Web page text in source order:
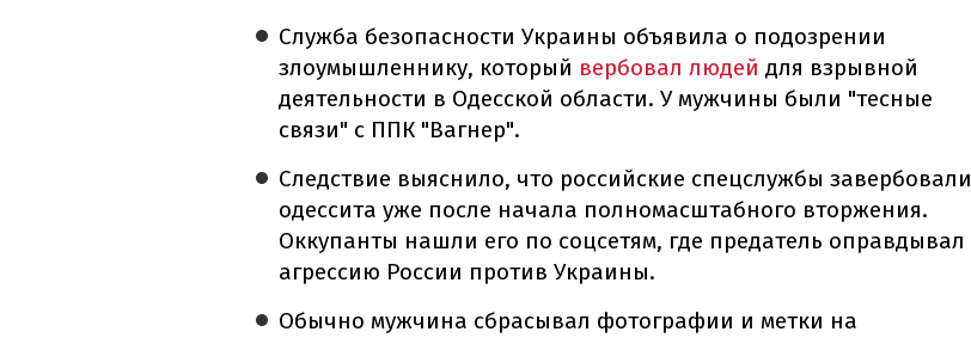
Служба безопасности Украины объявила о подозрении
злоумышленнику, который вербовал людей для взрывной
деятельности в Одесской области. У мужчины были "тесные
связи" с ППК "Вагнер".
Следствие выяснило, что российские спецслужбы завербовали
одессита уже после начала полномасштабного вторжения.
Оккупанты нашли его по соцсетям, где предатель оправдывал
агрессию России против Украины.
Обычно мужчина сбрасывал фотографии и метки на